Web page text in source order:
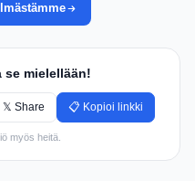
se mielellään!
𝕏 Share 📋 Kopioi linkki
myös heitä.